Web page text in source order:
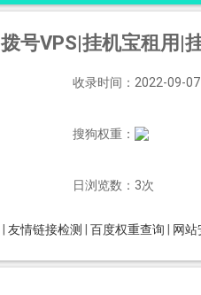
用|挂QQ|挂QQ机器人|挂直
收录时间：2022-09-07
搜狗权重：
日浏览数：3次
友情链接检测 百度权重查询 网站